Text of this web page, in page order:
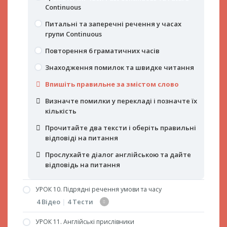
часах Simple
Знаходження помилок і швидке читання
Прослухайте та перекладіть усно
Впишіть правильне за змістом слово
Визначте помилки у перекладі і позначте їх
кількість
Прочитайте текст і оберіть правильні
відповіді на питання
Прочитайте текст і оберіть правильні
відповіді на питання
Прочитайте текст і оберіть правильні
відповіді на питання
кількість
відповіді на питання
Practical Lesson. Part 5
Прочитайте текст і оберіть правильні
відповіді на питання
Прочитайте текст і оберіть правильні
відповіді на питання
Прослухайте діалог англійською та дайте
відповідь на питання
Continuous
Питальні та заперечні речення у часах
групи Continuous
Повторення 6 граматичних часів
Знаходження помилок та швидке читання
Впишіть правильне за змістом слово
Визначте помилки у перекладі і позначте їх
кількість
Прочитайте два тексти і оберіть правильні
відповіді на питання
Прослухайте діалог англійською та дайте
відповідь на питання
УРОК 10. Підрядні речення умови та часу
4 Відео | 4 Тести
УРОК 11. Англійські прислівники